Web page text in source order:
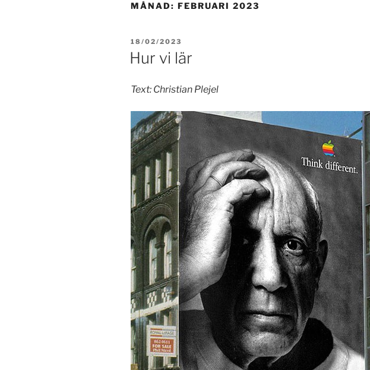
MÅNAD: FEBRUARI 2023
PUBLICERAT
18/02/2023
Hur vi lär
Text: Christian Plejel